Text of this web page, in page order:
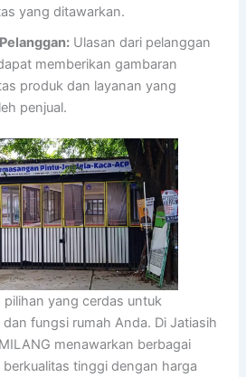
yang ditawarkan.
Ulasan dari pelanggan
memberikan gambaran
produk dan layanan yang
penjual.
pilihan yang cerdas untuk
fungsi rumah Anda. Di Jatiasih
menawarkan berbagai
tinggi dengan harga